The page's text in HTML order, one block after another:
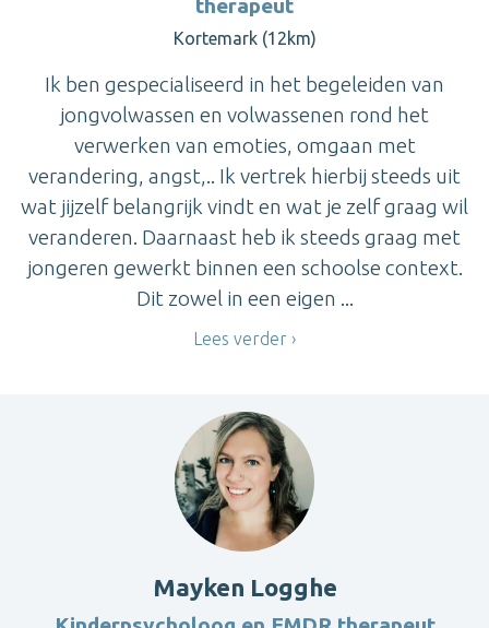
therapeut
Kortemark (12km)
Ik ben gespecialiseerd in het begeleiden van
jongvolwassen en volwassenen rond het
verwerken van emoties, omgaan met
verandering, angst,.. Ik vertrek hierbij steeds uit
wat jijzelf belangrijk vindt en wat je zelf graag wil
veranderen. Daarnaast heb ik steeds graag met
jongeren gewerkt binnen een schoolse context.
Dit zowel in een eigen ...
Lees verder
Mayken Logghe